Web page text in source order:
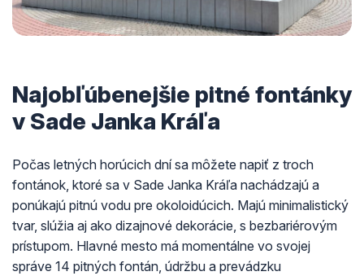
Najobľúbenejšie pitné fontánky
v Sade Janka Kráľa
Počas letných horúcich dní sa môžete napiť z troch
fontánok, ktoré sa v Sade Janka Kráľa nachádzajú a
ponúkajú pitnú vodu pre okoloidúcich. Majú minimalistický
tvar, slúžia aj ako dizajnové dekorácie, s bezbariérovým
prístupom. Hlavné mesto má momentálne vo svojej
správe 14 pitných fontán, údržbu a prevádzku